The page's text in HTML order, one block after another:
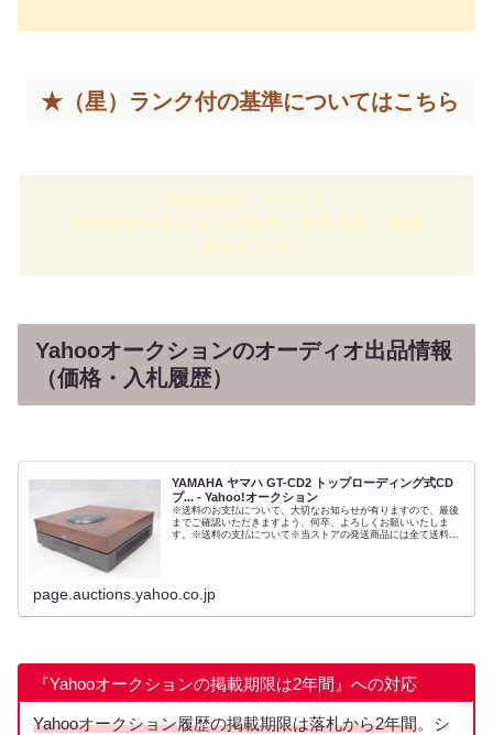
★（星）ランク付の基準についてはこちら
YAMAHA（ヤマハ）
その他オークションの人気・落札価格・評論
家レビュー
Yahooオークションのオーディオ出品情報
（価格・入札履歴）
YAMAHA ヤマハ GT-CD2 トップローディング式CD
プ... - Yahoo!オークション
※送料のお支払について、大切なお知らせが有りますので、最後
までご確認いただきますよう、何卒、よろしくお願いいたしま
す。※送料の支払について※当ストアの発送商品には全て送料が
page.auctions.yahoo.co.jp
『Yahooオークションの掲載期限は2年間』への対応
Yahooオークション履歴の掲載期限は落札から2年間。シ